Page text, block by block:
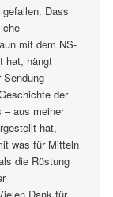
Dass
mit dem NS-
hat, hängt
der
– aus meiner
hat,
was für Mitteln
die Rüstung
Dank für